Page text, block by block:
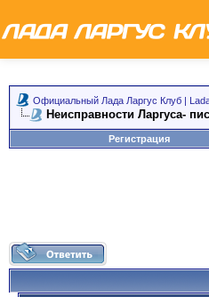
Официальный Лада Ларгус Клуб |
Неисправности Ларгуса-
Регистрация